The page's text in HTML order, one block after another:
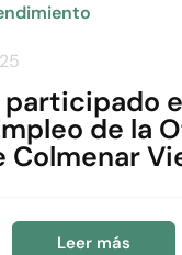
de la
Colmenar
Leer más